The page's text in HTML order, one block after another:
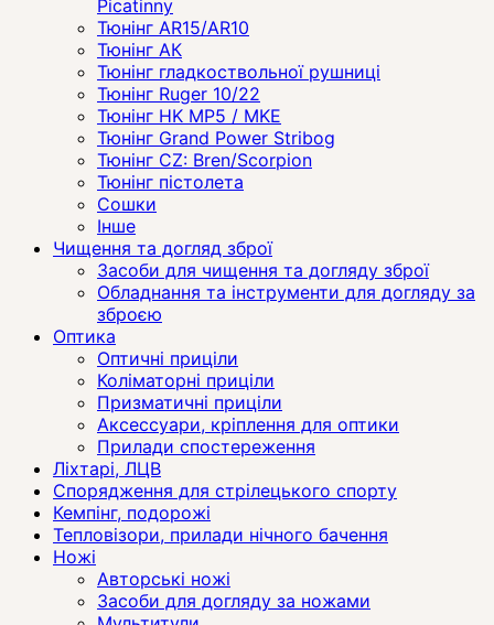
Picatinny
Тюнінг AR15/AR10
Тюнінг АК
Тюнінг гладкоствольної рушниці
Тюнінг Ruger 10/22
Тюнінг HK MP5 / MKE
Тюнінг Grand Power Stribog
Тюнінг CZ: Bren/Scorpion
Тюнінг пістолета
Сошки
Інше
Чищення та догляд зброї
Засоби для чищення та догляду зброї
Обладнання та інструменти для догляду за
зброєю
Оптика
Оптичні приціли
Коліматорні приціли
Призматичні приціли
Аксессуари, кріплення для оптики
Прилади спостереження
Ліхтарі, ЛЦВ
Спорядження для стрілецького спорту
Кемпінг, подорожі
Тепловізори, прилади нічного бачення
Ножі
Авторські ножі
Засоби для догляду за ножами